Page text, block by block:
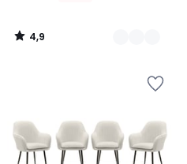
4,9
/